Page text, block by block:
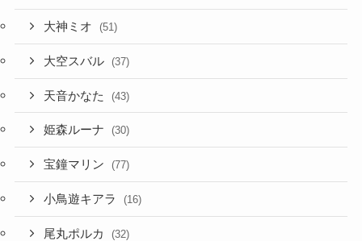
大神ミオ (51)
大空スバル (37)
天音かなた (43)
姫森ルーナ (30)
宝鐘マリン (77)
小鳥遊キアラ (16)
尾丸ポルカ (32)